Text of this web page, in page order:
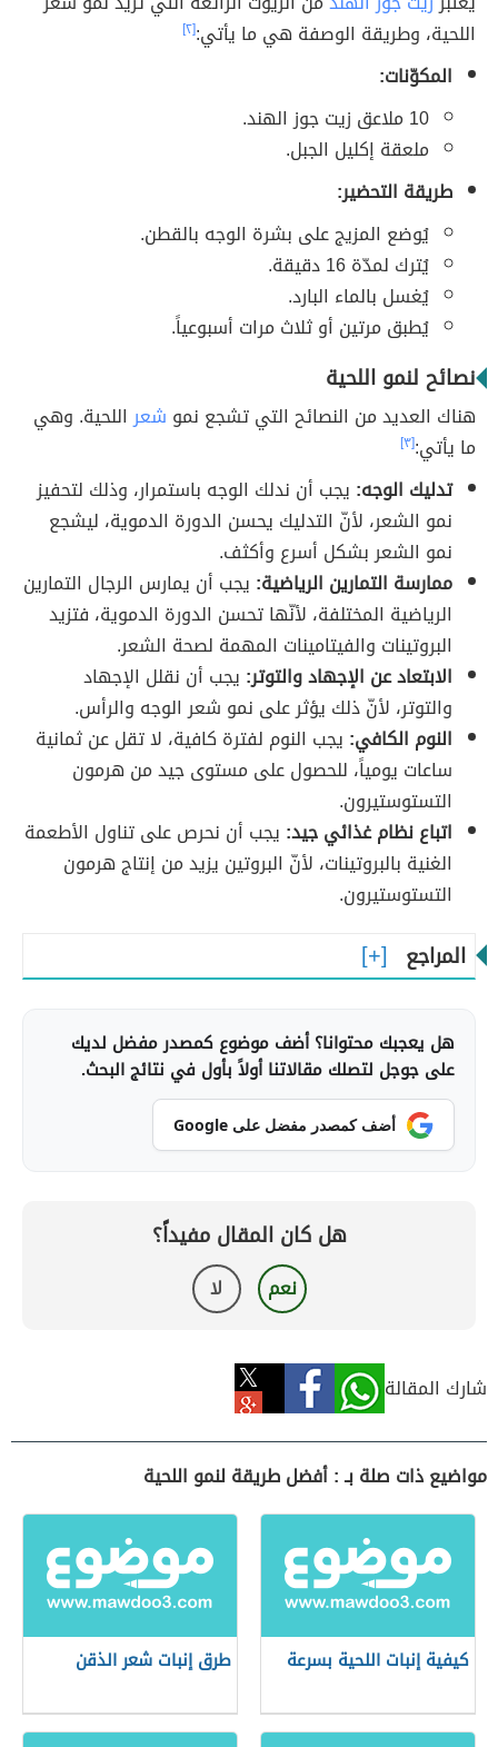
اللحية، وطريقة الوصفة هي ما يأتي:[٢]
المكوّنات:
10 ملاعق زيت جوز الهند.
ملعقة إكليل الجبل.
طريقة التحضير:
يُوضع المزيج على بشرة الوجه بالقطن.
يُترك لمدّة 16 دقيقة.
يُغسل بالماء البارد.
يُطبق مرتين أو ثلاث مرات أسبوعياً.
نصائح لنمو اللحية
هناك العديد من النصائح التي تشجع نمو شعراللحية. وهي
ما يأتي:[٣]
تدليك الوجه: يجب أن ندلك الوجه باستمرار، وذلك لتحفيز
نمو الشعر، لأنّ التدليك يحسن الدورة الدموية، ليشجع
نمو الشعر بشكل أسرع وأكثف.
ممارسة التمارين الرياضية: يجب أن يمارس الرجال التمارين
الرياضية المختلفة، لأنّها تحسن الدورة الدموية، فتزيد
البروتينات والفيتامينات المهمة لصحة الشعر.
الابتعاد عن الإجهاد والتوتر: يجب أن نقلل الإجهاد
والتوتر، لأنّ ذلك يؤثر على نمو شعر الوجه والرأس.
النوم الكافي: يجب النوم لفترة كافية، لا تقل عن ثمانية
ساعات يومياً، للحصول على مستوى جيد من هرمون
التستوستيرون.
اتباع نظام غذائي جيد: يجب أن نحرص على تناول الأطعمة
الغنية بالبروتينات، لأنّ البروتين يزيد من إنتاج هرمون
التستوستيرون.
المراجع
هل يعجبك محتوانا؟ أضف موضوع كمصدر مفضل لديك
على جوجل لتصلك مقالاتنا أولاً بأول في نتائج البحث.
أضف كمصدر مفضل على Google
هل كان المقال مفيداً؟
نعم لا
شارك المقالة
مواضيع ذات صلة بـ : أفضل طريقة لنمو اللحية
كيفية إنبات اللحية بسرعة طرق إنبات شعر الذقن